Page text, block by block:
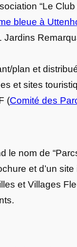
“Le
bleue à
Jardins
plan et
et sites
(Comité des
le nom de
et d’un
et Villages